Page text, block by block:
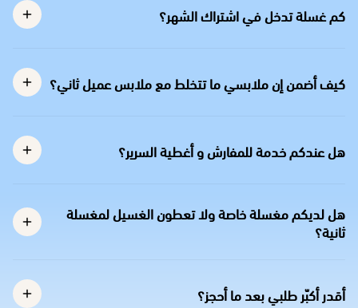
كم غسلة تدخل في اشتراك الشهر؟
كيف أضمن إن ملابسي ما تتخلط مع ملابس عميل ثاني؟
هل عندكم خدمة للمفارش و أغطية السرير؟
هل لديكم مغسلة خاصة ولا تعطون الغسيل لمغسلة
ثانية؟
أقدر أكبّر طلبي بعد ما أحجز؟